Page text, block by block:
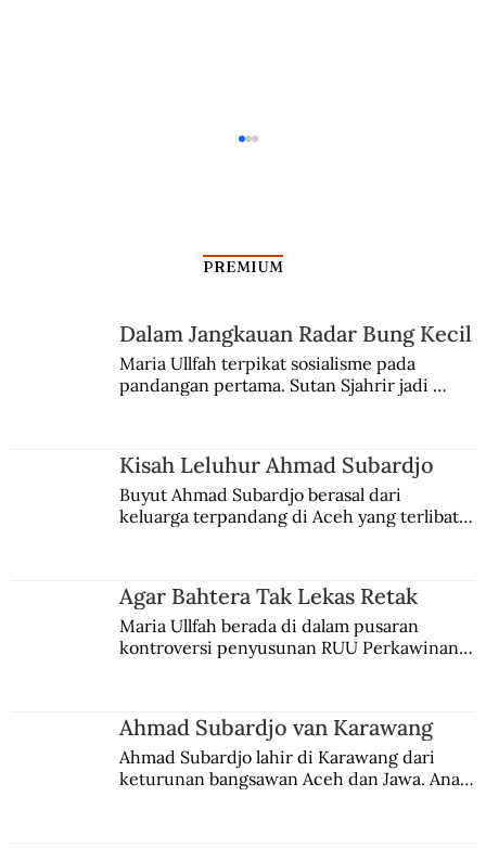
Peran Soedirman Dalam Perang
PREMIUM
Dalam Jangkauan Radar Bung Kecil
Maria Ullfah terpikat sosialisme pada
pandangan pertama. Sutan Sjahrir jadi
Kisah Leluhur Ahmad Subardjo
Buyut Ahmad Subardjo berasal dari
keluarga terpandang di Aceh yang terlibat
Agar Bahtera Tak Lekas Retak
Maria Ullfah berada di dalam pusaran
kontroversi penyusunan RUU Perkawinan.
Ahmad Subardjo van Karawang
Ahmad Subardjo lahir di Karawang dari
keturunan bangsawan Aceh dan Jawa. Anak